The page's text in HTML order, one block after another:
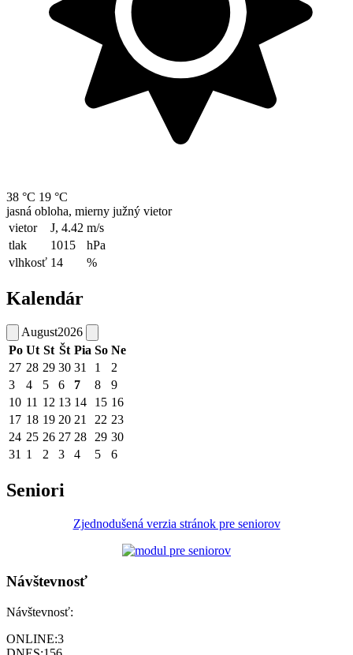
38 °C 19 °C
jasná obloha, mierny južný vietor
vietor
J, 4.42 m/s
tlak
1015
hPa
vlhkosť 14 %
Kalendár
August2026
Po Ut St Št Pia So Ne
27 28 29 30 31 1
2
3
4 5 6 7 8
9
10 11 12 13 14 15 16
17 18 19 20 21 22 23
24 25 26 27 28 29 30
31 1 2 3 4 5 6
Seniori
Zjednodušená verzia stránok pre seniorov
Návštevnosť
Návštevnosť:
ONLINE:3